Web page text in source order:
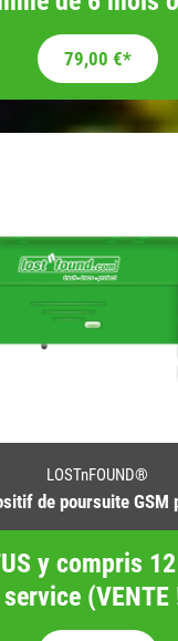
79,00 €*
LOSTnFOUND®
de poursuite GSM
y compris
service (VENTE